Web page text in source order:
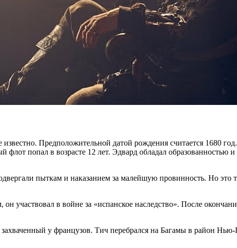
Предположительной датой рождения считается 1680
флот попал в возрасте 12 лет. Эдвард обладал
пыткам и наказанием за малейшую провинность. Но это
участвовал в войне за «испанское наследство». После
у французов. Тич перебрался на Багамы в район